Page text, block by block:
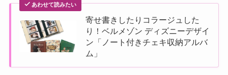
あわせて読みたい
寄せ書きしたりコラージュした
り！ベルメゾン ディズニーデザイ
ン「ノート付きチェキ収納アルバ
ム」